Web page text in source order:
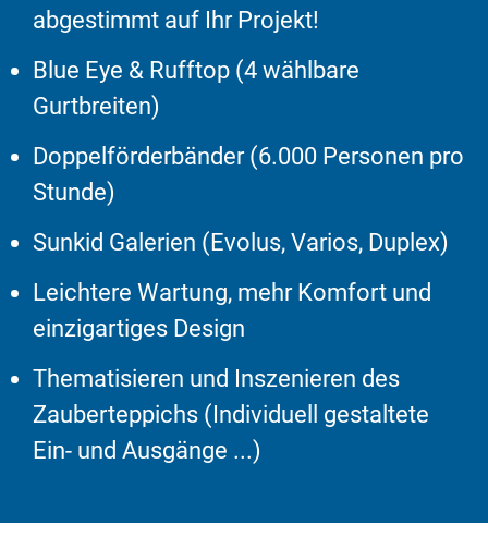
abgestimmt auf Ihr Projekt!
Blue Eye & Rufftop (4 wählbare
Gurtbreiten)
Doppelförderbänder (6.000 Personen pro
Stunde)
Sunkid Galerien (Evolus, Varios, Duplex)
Leichtere Wartung, mehr Komfort und
einzigartiges Design
Thematisieren und Inszenieren des
Zauberteppichs (Individuell gestaltete
Ein- und Ausgänge ...)